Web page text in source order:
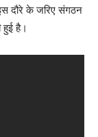
इस दौरे के जरिए संगठन
है।